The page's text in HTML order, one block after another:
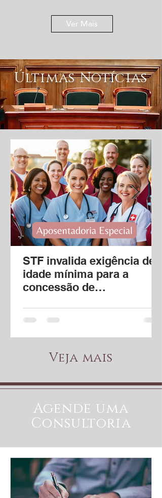
Ver Mais
Últimas Notícias
STF invalida exigência de
idade mínima para a
concessão de
Veja mais
Agende uma
Consultoria